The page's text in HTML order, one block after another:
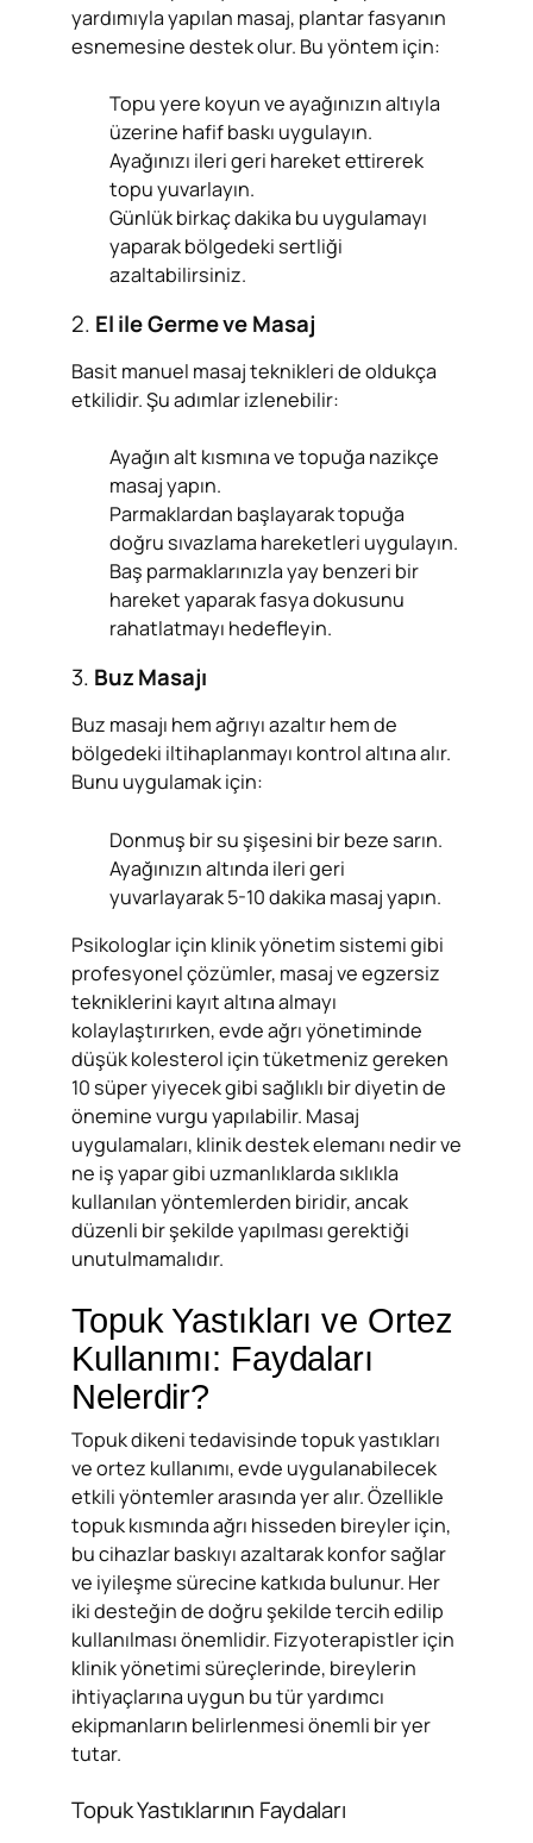
yardımıyla yapılan masaj, plantar fasyanın
esnemesine destek olur. Bu yöntem için:
Topu yere koyun ve ayağınızın altıyla
üzerine hafif baskı uygulayın.
Ayağınızı ileri geri hareket ettirerek
topu yuvarlayın.
Günlük birkaç dakika bu uygulamayı
yaparak bölgedeki sertliği
azaltabilirsiniz.
2. El ile Germe ve Masaj
Basit manuel masaj teknikleri de oldukça
etkilidir. Şu adımlar izlenebilir:
Ayağın alt kısmına ve topuğa nazikçe
masaj yapın.
Parmaklardan başlayarak topuğa
doğru sıvazlama hareketleri uygulayın.
Baş parmaklarınızla yay benzeri bir
hareket yaparak fasya dokusunu
rahatlatmayı hedefleyin.
3. Buz Masajı
Buz masajı hem ağrıyı azaltır hem de
bölgedeki iltihaplanmayı kontrol altına alır.
Bunu uygulamak için:
Donmuş bir su şişesini bir beze sarın.
Ayağınızın altında ileri geri
yuvarlayarak 5-10 dakika masaj yapın.
Psikologlar için klinik yönetim sistemi gibi
profesyonel çözümler, masaj ve egzersiz
tekniklerini kayıt altına almayı
kolaylaştırırken, evde ağrı yönetiminde
düşük kolesterol için tüketmeniz gereken
10 süper yiyecek gibi sağlıklı bir diyetin de
önemine vurgu yapılabilir. Masaj
uygulamaları, klinik destek elemanı nedir ve
ne iş yapar gibi uzmanlıklarda sıklıkla
kullanılan yöntemlerden biridir, ancak
düzenli bir şekilde yapılması gerektiği
unutulmamalıdır.
Topuk Yastıkları ve Ortez
Kullanımı: Faydaları
Nelerdir?
Topuk dikeni tedavisinde topuk yastıkları
ve ortez kullanımı, evde uygulanabilecek
etkili yöntemler arasında yer alır. Özellikle
topuk kısmında ağrı hisseden bireyler için,
bu cihazlar baskıyı azaltarak konfor sağlar
ve iyileşme sürecine katkıda bulunur. Her
iki desteğin de doğru şekilde tercih edilip
kullanılması önemlidir. Fizyoterapistler için
klinik yönetimi süreçlerinde, bireylerin
ihtiyaçlarına uygun bu tür yardımcı
ekipmanların belirlenmesi önemli bir yer
tutar.
Topuk Yastıklarının Faydaları